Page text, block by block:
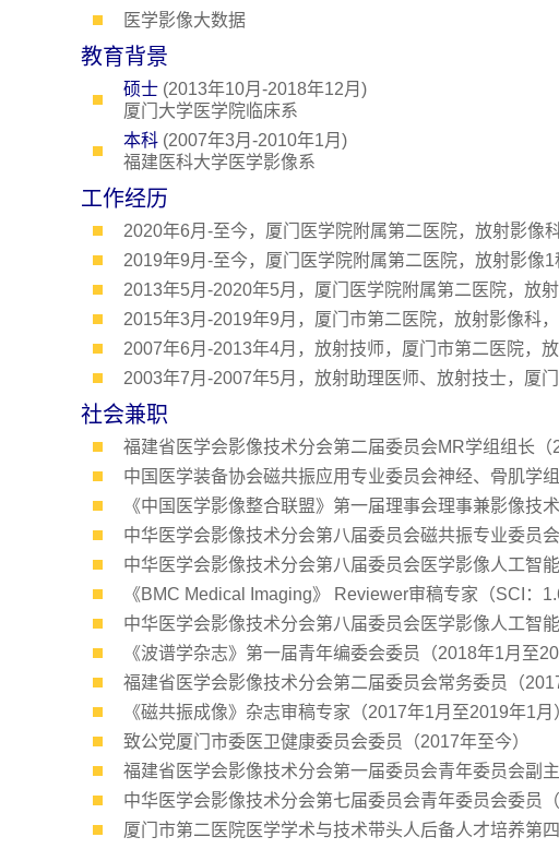
医学影像大数据
教育背景
硕士(2013年10月-2018年12月)
厦门大学医学院临床系
本科(2007年3月-2010年1月)
福建医科大学医学影像系
工作经历
2020年6月-至今，厦门医学院附属第二医院，放射影像
2019年9月-至今，厦门医学院附属第二医院，放射影像
2013年5月-2020年5月，厦门医学院附属第二医院，放
2015年3月-2019年9月，厦门市第二医院，放射影像科
2007年6月-2013年4月，放射技师，厦门市第二医院，
2003年7月-2007年5月，放射助理医师、放射技士，厦
社会兼职
福建省医学会影像技术分会第二届委员会MR学组组长（
中国医学装备协会磁共振应用专业委员会神经、骨肌学
《中国医学影像整合联盟》第一届理事会理事兼影像技
中华医学会影像技术分会第八届委员会磁共振专业委员
中华医学会影像技术分会第八届委员会医学影像人工智
《BMC Medical Imaging》 Reviewer审稿专家（SCI：
中华医学会影像技术分会第八届委员会医学影像人工智
《波谱学杂志》第一届青年编委会委员（2018年1月至
福建省医学会影像技术分会第二届委员会常务委员（
《磁共振成像》杂志审稿专家（2017年1月至2019年1月
致公党厦门市委医卫健康委员会委员（2017年至今）
福建省医学会影像技术分会第一届委员会青年委员会副
中华医学会影像技术分会第七届委员会青年委员会委员
厦门市第二医院医学学术与技术带头人后备人才培养第